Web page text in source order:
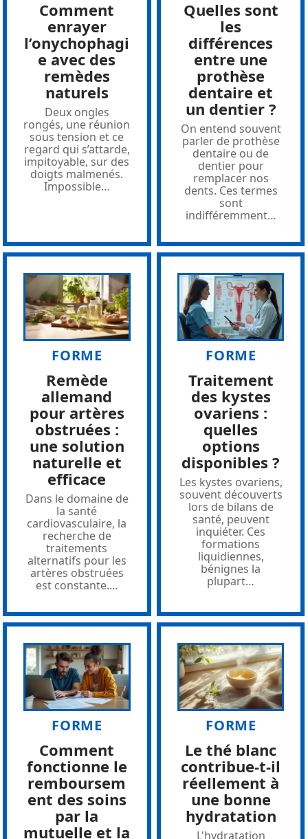
Comment
enrayer
l’onychophagi
e avec des
remèdes
naturels
Deux ongles
rongés, une réunion
sous tension et ce
regard qui s’attarde,
impitoyable, sur des
doigts malmenés.
Impossible…
Quelles sont
les
différences
entre une
prothèse
dentaire et
un dentier ?
On entend souvent
parler de prothèse
dentaire ou de
dentier pour
remplacer nos
dents. Ces termes
sont
indifféremment…
FORME
Remède
allemand
pour artères
obstruées :
une solution
naturelle et
efficace
Dans le domaine de
la santé
cardiovasculaire, la
recherche de
traitements
alternatifs pour les
artères obstruées
est constante.…
FORME
Traitement
des kystes
ovariens :
quelles
options
disponibles ?
Les kystes ovariens,
souvent découverts
lors de bilans de
santé, peuvent
inquiéter. Ces
formations
liquidiennes,
bénignes la
plupart…
FORME
Comment
fonctionne le
remboursem
ent des soins
par la
mutuelle et la
FORME
Le thé blanc
contribue-t-il
réellement à
une bonne
hydratation
L'hydratation